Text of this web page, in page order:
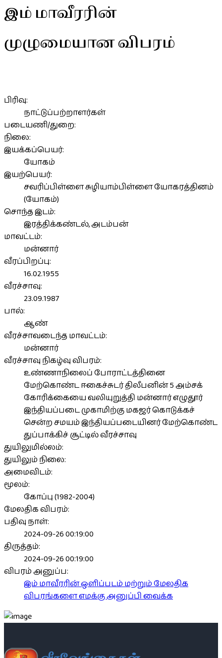
இம் மாவீரரின்
முழுமையான விபரம்
பிரிவு:
நாட்டுப்பற்றாளர்கள்
படையணி/துறை:
நிலை:
இயக்கப்பெயர்:
யோகம்
இயற்பெயர்:
சவரிப்பிள்ளை சுழியாம்பிள்ளை யோகரத்தினம்
(யோகம்)
சொந்த இடம்:
இரத்திக்கண்டல், அடம்பன்
மாவட்டம்:
மன்னார்
வீரப்பிறப்பு:
16.02.1955
வீரச்சாவு:
23.09.1987
பால்:
ஆண்
வீரச்சாவடைந்த மாவட்டம்:
மன்னார்
வீரச்சாவு நிகழ்வு விபரம்:
உண்ணாநிலைப் போராட்டத்தினை
மேற்கொண்ட ஈகைச்சுடர் திலீபனின் 5 அம்சக்
கோரிக்கையை வலியுறுத்தி மன்னார் எழுதூர்
இந்தியப்படை முகாமிற்கு மகஜர் கொடுக்கச்
சென்ற சமயம் இந்தியப்படையினர் மேற்கொண்ட
துப்பாக்கிச் சூட்டில் வீரச்சாவு
துயிலுமில்லம்:
துயிலும் நிலை:
அமைவிடம்:
மூலம்:
கோப்பு (1982-2004)
மேலதிக விபரம்:
பதிவு நாள்:
2024-09-26 00:19:00
திருத்தம்:
2024-09-26 00:19:00
விபரம் அனுப்ப:
இம் மாவீரரின் ஒளிப்படம் மற்றும் மேலதிக
விபரங்களை எமக்கு அனுப்பி வைக்க